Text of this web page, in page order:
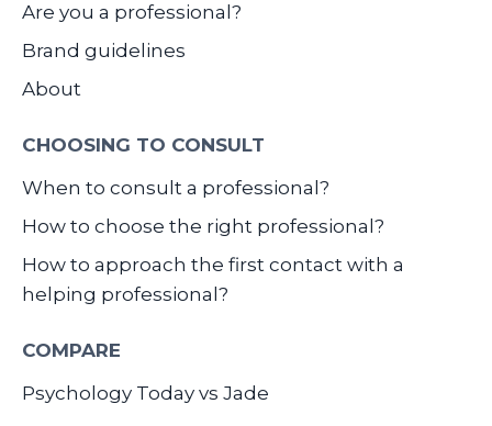
Are you a professional?
Brand guidelines
About
CHOOSING TO CONSULT
When to consult a professional?
How to choose the right professional?
How to approach the first contact with a
helping professional?
COMPARE
Psychology Today vs Jade